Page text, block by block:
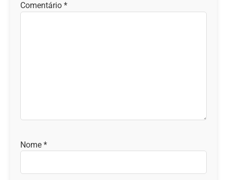
Comentário *
Nome *